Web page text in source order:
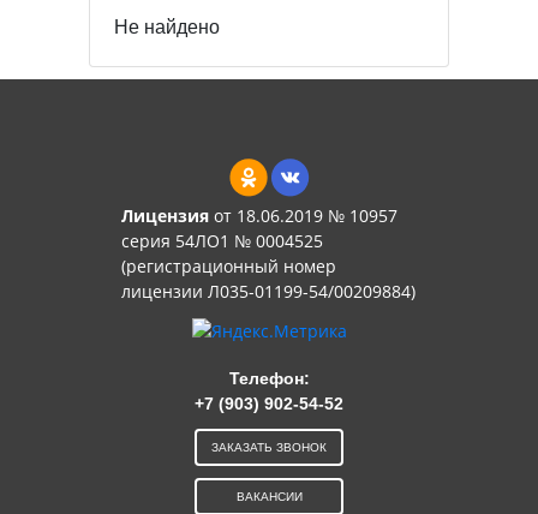
Не найдено
Лицензияот 18.06.2019 № 10957
серия 54ЛО1 № 0004525
(регистрационный номер
лицензии Л035-01199-54/00209884)
Телефон:
+7 (903) 902-54-52
ЗАКАЗАТЬ ЗВОНОК
ВАКАНСИИ